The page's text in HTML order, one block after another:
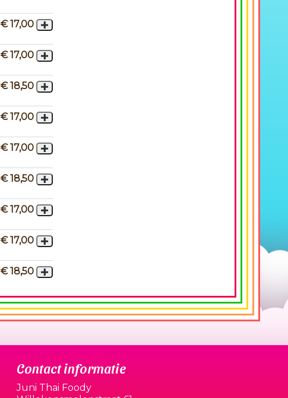
€ 17,00
€ 17,00
€ 18,50
€ 17,00
€ 17,00
€ 18,50
€ 17,00
€ 17,00
€ 18,50
Contact informatie
Juni Thai Foody